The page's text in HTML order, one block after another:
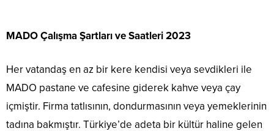
MADO Çalışma Şartları ve Saatleri 2023
Her vatandaş en az bir kere kendisi veya sevdikleri ile
MADO pastane ve cafesine giderek kahve veya çay
içmiştir. Firma tatlısının, dondurmasının veya yemeklerinin
tadına bakmıştır. Türkiye’de adeta bir kültür haline gelen